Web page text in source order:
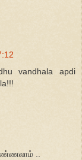
vandhala apdi
..